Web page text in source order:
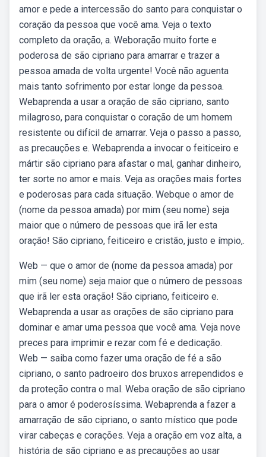
amor e pede a intercessão do santo para conquistar o
coração da pessoa que você ama. Veja o texto
completo da oração, a. Weboração muito forte e
poderosa de são cipriano para amarrar e trazer a
pessoa amada de volta urgente! Você não aguenta
mais tanto sofrimento por estar longe da pessoa.
Webaprenda a usar a oração de são cipriano, santo
milagroso, para conquistar o coração de um homem
resistente ou difícil de amarrar. Veja o passo a passo,
as precauções e. Webaprenda a invocar o feiticeiro e
mártir são cipriano para afastar o mal, ganhar dinheiro,
ter sorte no amor e mais. Veja as orações mais fortes
e poderosas para cada situação. Webque o amor de
(nome da pessoa amada) por mim (seu nome) seja
maior que o número de pessoas que irã ler esta
oração! São cipriano, feiticeiro e cristão, justo e ímpio,.
Web — que o amor de (nome da pessoa amada) por
mim (seu nome) seja maior que o número de pessoas
que irã ler esta oração! São cipriano, feiticeiro e.
Webaprenda a usar as orações de são cipriano para
dominar e amar uma pessoa que você ama. Veja nove
preces para imprimir e rezar com fé e dedicação.
Web — saiba como fazer uma oração de fé a são
cipriano, o santo padroeiro dos bruxos arrependidos e
da proteção contra o mal. Weba oração de são cipriano
para o amor é poderosíssima. Webaprenda a fazer a
amarração de são cipriano, o santo místico que pode
virar cabeças e corações. Veja a oração em voz alta, a
história de são cipriano e as precauções ao usar